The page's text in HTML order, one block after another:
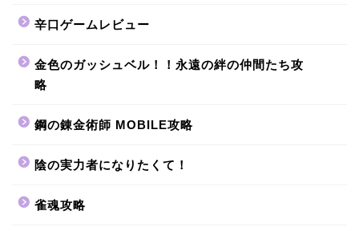
辛口ゲームレビュー
金色のガッシュベル！！永遠の絆の仲間たち攻
略
鋼の錬金術師 MOBILE攻略
陰の実力者になりたくて！
雀魂攻略